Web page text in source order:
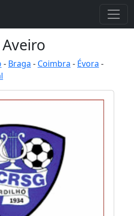
Aveiro
- Braga - Coimbra - Évora -